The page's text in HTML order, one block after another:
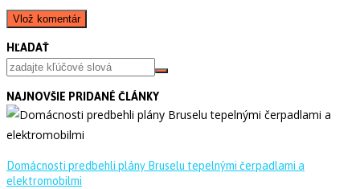
HĽADAŤ
NAJNOVŠIE PRIDANÉ ČLÁNKY
Domácnosti predbehli plány Bruselu tepelnými čerpadlami a
elektromobilmi